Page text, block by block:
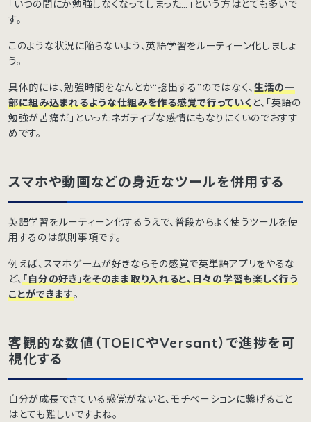
「いつの間にか勉強しなくなってしまった…」という方はとても多いで
す。
このような状況に陥らないよう、英語学習をルーティーン化しましょ
う。
具体的には、勉強時間をなんとか“捻出する”のではなく、生活の一
部に組み込まれるような仕組みを作る感覚で行っていくと、「英語の
勉強が苦痛だ」といったネガティブな感情にもなりにくいのでおすす
めです。
スマホや動画などの身近なツールを併用する
英語学習をルーティーン化するうえで、普段からよく使うツールを使
用するのは鉄則事項です。
例えば、スマホゲームが好きならその感覚で英単語アプリをやるな
ど、「自分の好き」をそのまま取り入れると、日々の学習も楽しく行う
ことができます。
客観的な数値（TOEICやVersant）で進捗を可
視化する
自分が成長できている感覚がないと、モチベーションに繋げること
はとても難しいですよね。